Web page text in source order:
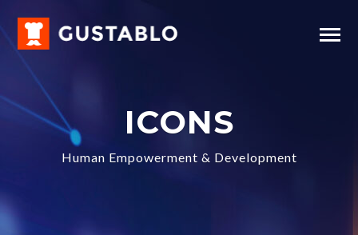
ICONS
Human Empowerment & Development